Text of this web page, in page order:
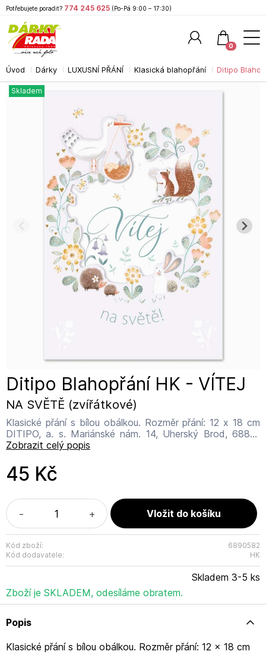
Úvod Dárky LUXUSNÍ PŘÁNÍ Klasická blahopřání Ditipo
Ditipo Blahopřání HK - VÍTEJ
NA SVĚTĚ (zvířátkové)
Klasické přání s bílou obálkou. Rozměr přání: 12 x 18 cm
DITIPO, a. s. Mariánské nám. 14, Uherský Brod, 68801
info@ditipo.cz
Zobrazit celý popis
Skladem
45 Kč
- +
Kód zboží:
6890582
Kód dodavatele:
HK
Skladem 3-5 ks
Zboží je SKLADEM, odesíláme obratem.
Popis
Klasické přání s bílou obálkou. Rozměr přání: 12 x 18 cm
Potřebujete poradit? 774 245 625 (Po-Pá 9:00 – 17:30)
0
Hledat